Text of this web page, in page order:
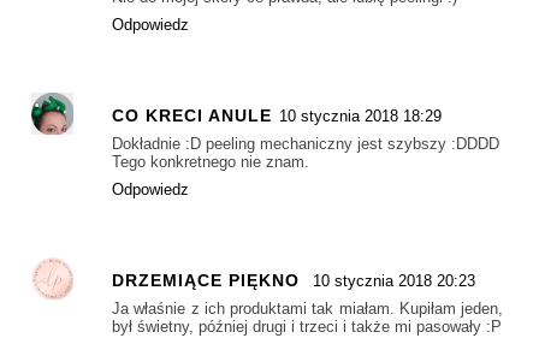
Odpowiedz
CO KRECI ANULE 10 stycznia 2018 18:29
Dokładnie :D peeling mechaniczny jest szybszy :DDDD
Tego konkretnego nie znam.
Odpowiedz
DRZEMIĄCE PIĘKNO
10 stycznia 2018 20:23
Ja właśnie z ich produktami tak miałam. Kupiłam jeden,
był świetny, później drugi i trzeci i także mi pasowały :P